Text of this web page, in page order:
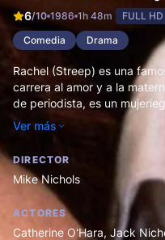
6/10 1986 1h 48m
FULL HD
Comedia
Drama
Rachel (Streep) es una
carrera al amor y a la
de periodista, es un
York. Él en Washington. Y si
logran que la relación salte
Ver más
DIRECTOR
Mike Nichols
ACTORES
Catherine O'Hara, Jack